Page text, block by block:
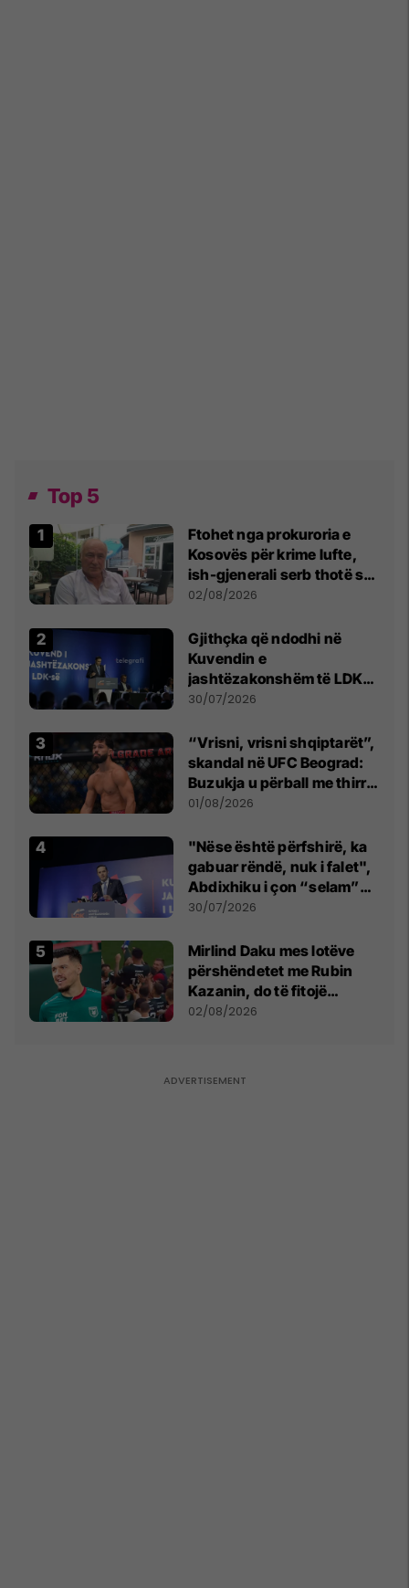
Top 5
Ftohet nga prokuroria e
Kosovës për krime lufte,
ish-gjenerali serb thotë se
dikush e tradhtoi në
02/08/2026
Gjithçka që ndodhi në
Kuvendin e
jashtëzakonshëm të LDK-
së
30/07/2026
“Vrisni, vrisni shqiptarët”,
skandal në UFC Beograd:
Buzukja u përball me thirrje
anti-shqiptare nga
01/08/2026
"Nëse është përfshirë, ka
gabuar rëndë, nuk i falet",
Abdixhiku i çon “selam”
Përparim Ramës
30/07/2026
Mirlind Daku mes lotëve
përshëndetet me Rubin
Kazanin, do të fitojë
miliona te Spartak Moska
02/08/2026